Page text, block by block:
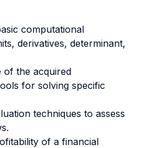
computational
derivatives, determinant,
of the acquired
for solving specific
techniques to assess
of a financial